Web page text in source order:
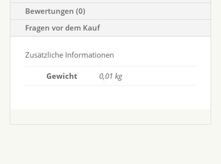
Bewertungen (0)
Fragen vor dem Kauf
Zusätzliche Informationen
Gewicht 0,01 kg